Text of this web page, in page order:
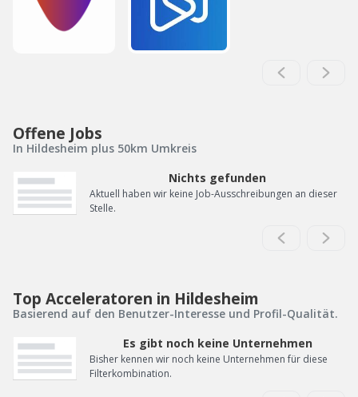
Offene Jobs
In Hildesheim plus 50km Umkreis
Nichts gefunden
Aktuell haben wir keine Job-Ausschreibungen an dieser
Stelle.
Top Acceleratoren in Hildesheim
Basierend auf den Benutzer-Interesse und Profil-Qualität.
Es gibt noch keine Unternehmen
Bisher kennen wir noch keine Unternehmen für diese
Filterkombination.